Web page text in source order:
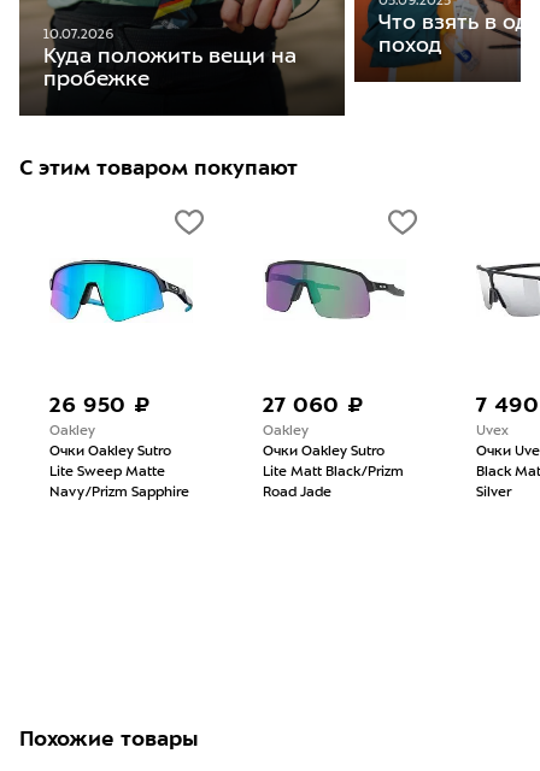
10.07.2026
Куда положить вещи на
пробежке
Что взять в
поход
С этим товаром покупают
26 950 ₽
Oakley
Очки Oakley Sutro
Lite Sweep Matte
Navy/Prizm Sapphire
27 060 ₽
Oakley
Очки Oakley Sutro
Lite Matt Black/Prizm
Road Jade
7
Uvex
Очки
Black
Silver
Похожие товары